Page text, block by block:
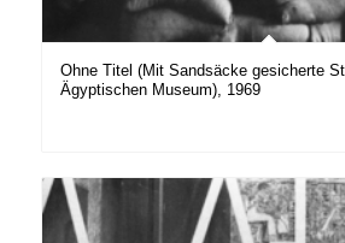
Ohne Titel (Mit Sandsäcke gesicherte
Ägyptischen Museum), 1969